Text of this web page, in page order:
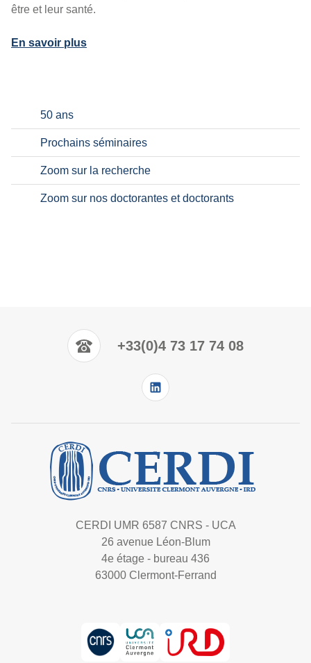
être et leur santé.
En savoir plus
50 ans
Prochains séminaires
Zoom sur la recherche
Zoom sur nos doctorantes et doctorants
+33(0)4 73 17 74 08
CERDI UMR 6587 CNRS - UCA
26 avenue Léon-Blum
4e étage - bureau 436
63000 Clermont-Ferrand